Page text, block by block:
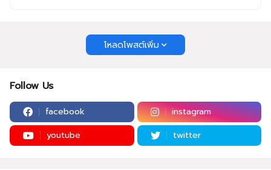
โหลดโพสต์เพิ่ม
Follow Us
facebook
instagram
youtube
twitter